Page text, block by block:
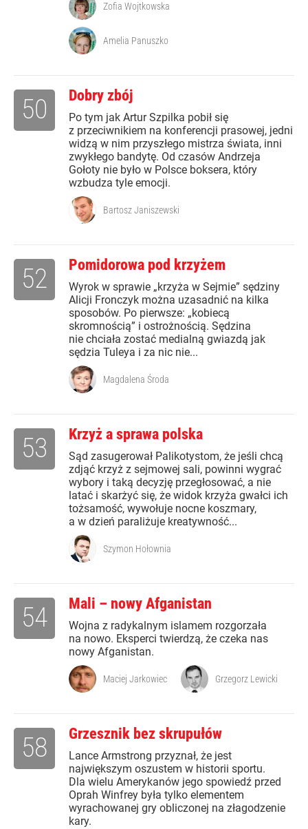
Zofia Wojtkowska
Amelia Panuszko
Dobry zbój
Po tym jak Artur Szpilka pobił się
z przeciwnikiem na konferencji prasowej, jedni
widzą w nim przyszłego mistrza świata, inni
zwykłego bandytę. Od czasów Andrzeja
Gołoty nie było w Polsce boksera, który
wzbudza tyle emocji.
50
Bartosz Janiszewski
Pomidorowa pod krzyżem
Wyrok w sprawie „krzyża w Sejmie” sędziny
Alicji Fronczyk można uzasadnić na kilka
sposobów. Po pierwsze: „kobiecą
skromnością” i ostrożnością. Sędzina
nie chciała zostać medialną gwiazdą jak
sędzia Tuleya i za nic nie...
52
Magdalena Środa
Krzyż a sprawa polska
Sąd zasugerował Palikotystom, że jeśli chcą
zdjąć krzyż z sejmowej sali, powinni wygrać
wybory i taką decyzję przegłosować, a nie
latać i skarżyć się, że widok krzyża gwałci ich
tożsamość, wywołuje nocne koszmary,
a w dzień paraliżuje kreatywność...
53
Szymon Hołownia
Mali – nowy Afganistan
Wojna z radykalnym islamem rozgorzała
na nowo. Eksperci twierdzą, że czeka nas
nowy Afganistan.
54
Maciej Jarkowiec Grzegorz Lewicki
Grzesznik bez skrupułów
Lance Armstrong przyznał, że jest
największym oszustem w historii sportu.
Dla wielu Amerykanów jego spowiedź przed
Oprah Winfrey była tylko elementem
wyrachowanej gry obliczonej na złagodzenie
kary.
58